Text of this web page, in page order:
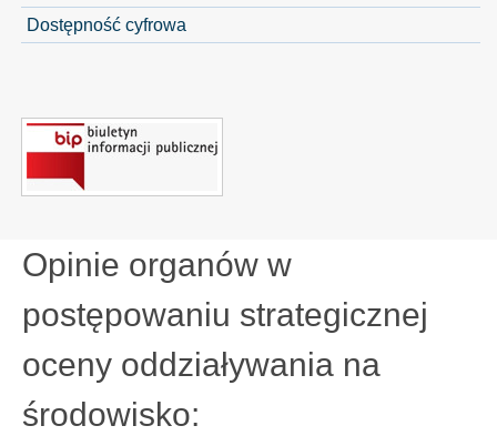
Dostępność cyfrowa
Opinie organów w
postępowaniu strategicznej
oceny oddziaływania na
środowisko: